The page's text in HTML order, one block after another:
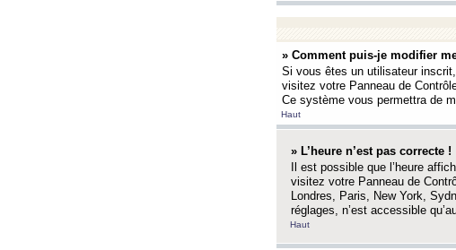
» Comment puis-je modifier
Si vous êtes un utilisateur
visitez votre Panneau de
Ce système vous permettra de
Haut
» L’heure n’est pas correcte !
Il est possible que l’heure
visitez votre Panneau de
Londres, Paris, New York,
réglages, n’est accessible
Haut